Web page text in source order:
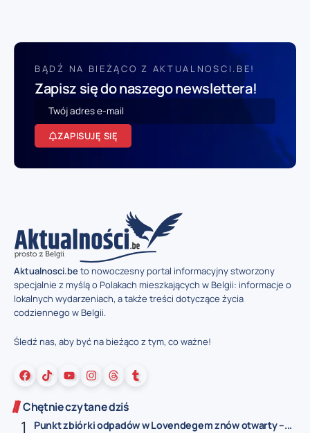
BĄDŹ NA BIEŻĄCO Z AKTUALNOSCI.BE!
Zapisz się do naszego newslettera!
ZAPISUJĘ SIĘ
Aktualnosci.beto nowoczesny portal informacyjny stworzony
specjalnie z myślą o Polakach mieszkających w Belgii: informacje o
lokalnych wydarzeniach, a także treści dotyczące życia
codziennego w Belgii.
Śledź nas, aby być na bieżąco z tym, co ważne!
Chętnie czytane dziś
Punkt zbiórki odpadów w Lovendegem znów otwarty –...